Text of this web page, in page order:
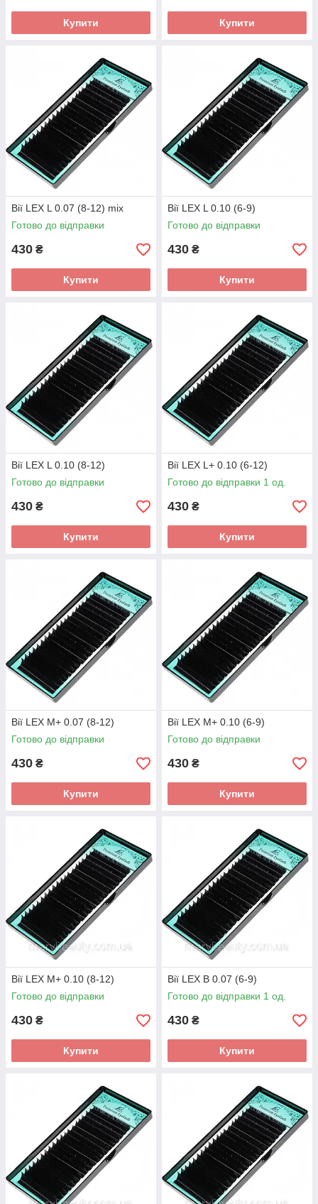
Купити Купити
Вії LEX L 0.07 (8-12) mix
Готово до відправки
430 ₴
Купити
Вії LEX L 0.10 (6-9)
Готово до відправки
430 ₴
Купити
Вії LEX L 0.10 (8-12)
Готово до відправки
430 ₴
Купити
Вії LEX L+ 0.10 (6-12)
Готово до відправки 1 од.
430 ₴
Купити
Вії LEX M+ 0.07 (8-12)
Готово до відправки
430 ₴
Купити
Вії LEX M+ 0.10 (6-9)
Готово до відправки
430 ₴
Купити
Вії LEX M+ 0.10 (8-12)
Готово до відправки
430 ₴
Купити
Вії LEX B 0.07 (6-9)
Готово до відправки 1 од.
430 ₴
Купити